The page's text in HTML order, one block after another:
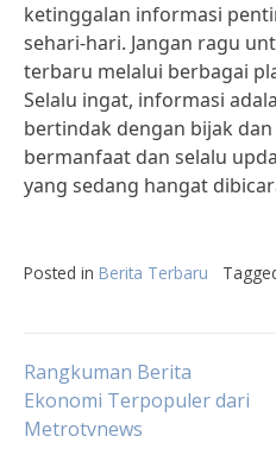
ketinggalan informasi
sehari-hari. Jangan ragu
terbaru melalui berbagai
Selalu ingat, informasi
bertindak dengan bijak
bermanfaat dan selalu
yang sedang hangat
Posted in Berita Terbaru
Post
navigation
Rangkuman Berita
Ekonomi Terpopuler dari
Metrotvnews